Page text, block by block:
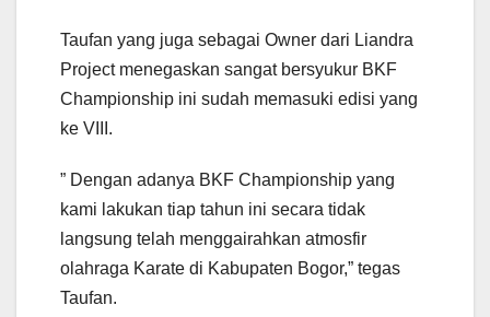
Taufan yang juga sebagai Owner dari Liandra
Project menegaskan sangat bersyukur BKF
Championship ini sudah memasuki edisi yang
ke VIII.
” Dengan adanya BKF Championship yang
kami lakukan tiap tahun ini secara tidak
langsung telah menggairahkan atmosfir
olahraga Karate di Kabupaten Bogor,” tegas
Taufan.